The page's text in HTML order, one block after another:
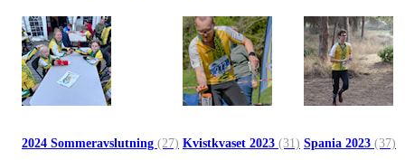
2024 Sommeravslutning (27) Kvistkvaset 2023 (31) Spania 2023 (37)